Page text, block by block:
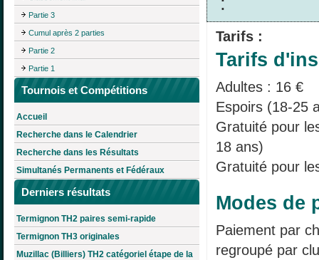
Partie 3
Cumul après 2 parties
Partie 2
Partie 1
Tournois et Compétitions
Accueil
Recherche dans le Calendrier
Recherche dans les Résultats
Simultanés Permanents et Fédéraux
Derniers résultats
Termignon TH2 paires semi-rapide
Termignon TH3 originales
Muzillac (Billiers) TH2 catégoriel étape de la
Tarifs :
Tarifs
Adultes : 16 €
Espoirs (18-25
Gratuité pour
18 ans)
Gratuité pour
Modes de
Paiement par
regroupé par